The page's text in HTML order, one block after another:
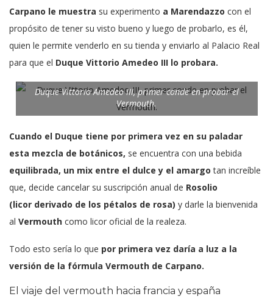
Carpano le muestra su experimento a Marendazzo con el
propósito de tener su visto bueno y luego de probarlo, es él,
quien le permite venderlo en su tienda y enviarlo al Palacio Real
para que el Duque Vittorio Amedeo III lo probara.
Duque Vittorio Amedeo III, primer conde en probar el
Vermouth.
Cuando el Duque tiene por primera vez en su paladar
esta mezcla de botánicos, se encuentra con una bebida
equilibrada, un mix entre el dulce y el amargotan increíble
que, decide cancelar su suscripción anual de Rosolio
(licor derivado de los pétalos de rosa) y darle la bienvenida
al Vermouth como licor oficial de la realeza.
Todo esto sería lo que por primera vez daría a luz a la
versión de la fórmula Vermouth de Carpano.
El viaje del vermouth hacia francia y españa